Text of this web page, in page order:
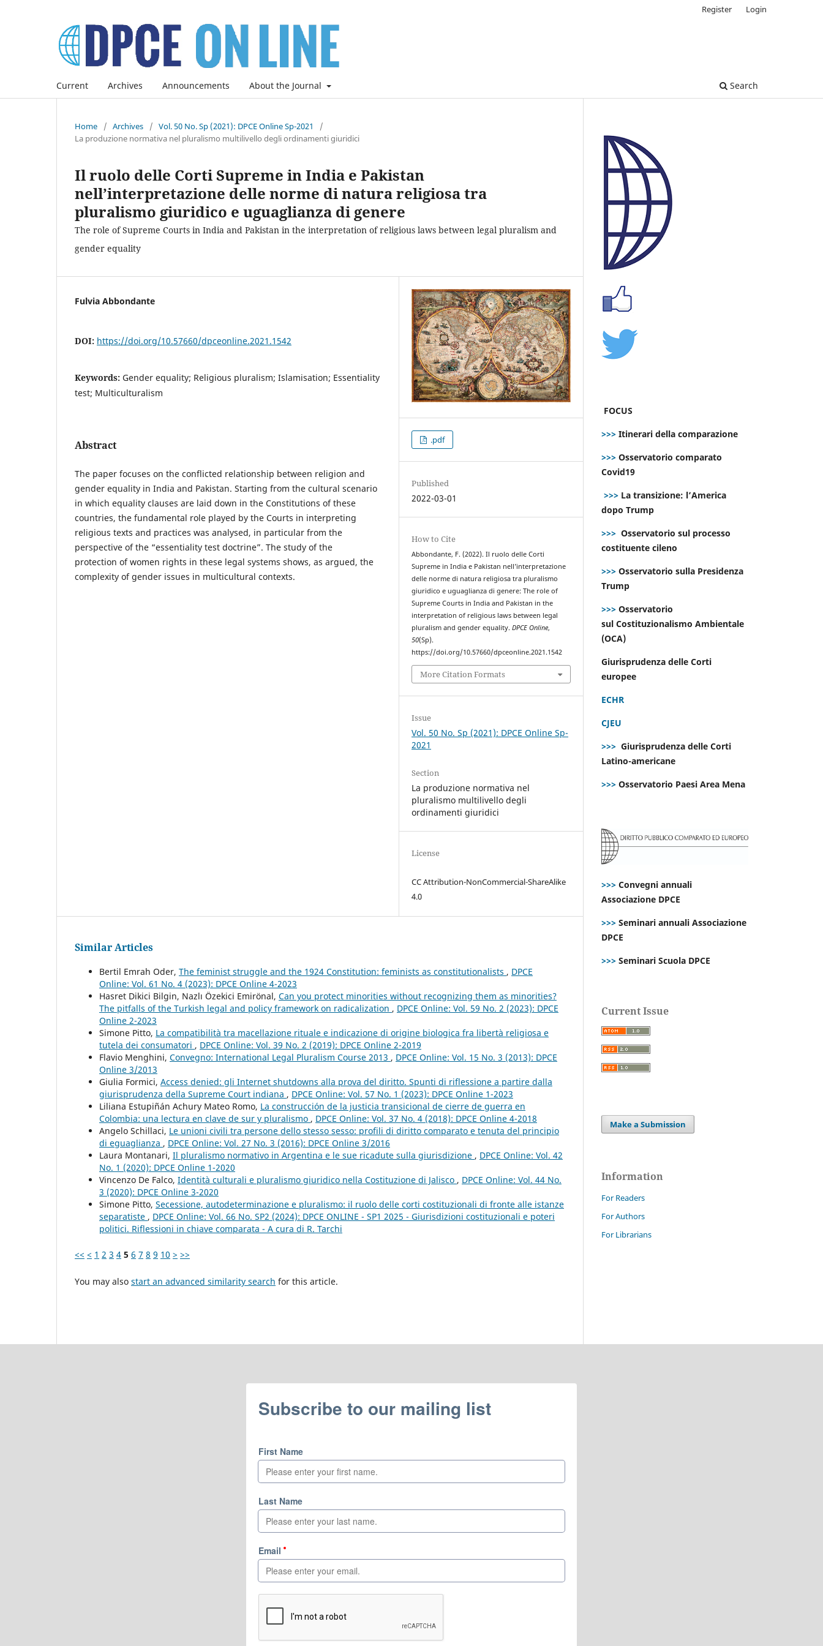
Current Archives Announcements About the Journal Search
Register Login
Home / Archives / Vol. 50 No. Sp (2021): DPCE Online Sp-2021
/
La produzione normativa nel pluralismo multilivello degli ordinamenti giuridici
Il ruolo delle Corti Supreme in India e Pakistan
nell’interpretazione delle norme di natura religiosa tra
pluralismo giuridico e uguaglianza di genere
The role of Supreme Courts in India and Pakistan in the interpretation of religious laws between legal pluralism and
gender equality
Fulvia Abbondante
DOI: https://doi.org/10.57660/dpceonline.2021.1542
Keywords: Gender equality; Religious pluralism; Islamisation; Essentiality
test; Multiculturalism
Abstract
The paper focuses on the conflicted relationship between religion and
gender equality in India and Pakistan. Starting from the cultural scenario
in which equality clauses are laid down in the Constitutions of these
countries, the fundamental role played by the Courts in interpreting
religious texts and practices was analysed, in particular from the
perspective of the “essentiality test doctrine”. The study of the
protection of women rights in these legal systems shows, as argued, the
complexity of gender issues in multicultural contexts.
.pdf
Published
2022-03-01
How to Cite
Abbondante, F. (2022). Il ruolo delle Corti
Supreme in India e Pakistan nell’interpretazione
delle norme di natura religiosa tra pluralismo
giuridico e uguaglianza di genere: The role of
Supreme Courts in India and Pakistan in the
interpretation of religious laws between legal
pluralism and gender equality.DPCE Online,
50(Sp).
https://doi.org/10.57660/dpceonline.2021.1542
More Citation Formats
Issue
Vol. 50 No. Sp (2021): DPCE Online Sp-
2021
Section
La produzione normativa nel
pluralismo multilivello degli
ordinamenti giuridici
License
CC Attribution-NonCommercial-ShareAlike
4.0
Similar Articles
Bertil Emrah Oder, The feminist struggle and the 1924 Constitution: feminists as constitutionalists , DPCE
Online: Vol. 61 No. 4 (2023): DPCE Online 4-2023
Hasret Dikici Bilgin, Nazlı Özekici Emirönal, Can you protect minorities without recognizing them as minorities?
The pitfalls of the Turkish legal and policy framework on radicalization , DPCE Online: Vol. 59 No. 2 (2023): DPCE
Online 2-2023
Simone Pitto, La compatibilità tra macellazione rituale e indicazione di origine biologica fra libertà religiosa e
tutela dei consumatori , DPCE Online: Vol. 39 No. 2 (2019): DPCE Online 2-2019
Flavio Menghini, Convegno: International Legal Pluralism Course 2013 , DPCE Online: Vol. 15 No. 3 (2013): DPCE
Online 3/2013
Giulia Formici, Access denied: gli Internet shutdowns alla prova del diritto. Spunti di riflessione a partire dalla
giurisprudenza della Supreme Court indiana , DPCE Online: Vol. 57 No. 1 (2023): DPCE Online 1-2023
Liliana Estupiñán Achury Mateo Romo, La construcción de la justicia transicional de cierre de guerra en
Colombia: una lectura en clave de sur y pluralismo , DPCE Online: Vol. 37 No. 4 (2018): DPCE Online 4-2018
Angelo Schillaci, Le unioni civili tra persone dello stesso sesso: profili di diritto comparato e tenuta del principio
di eguaglianza , DPCE Online: Vol. 27 No. 3 (2016): DPCE Online 3/2016
Laura Montanari, Il pluralismo normativo in Argentina e le sue ricadute sulla giurisdizione , DPCE Online: Vol. 42
No. 1 (2020): DPCE Online 1-2020
Vincenzo De Falco, Identità culturali e pluralismo giuridico nella Costituzione di Jalisco , DPCE Online: Vol. 44 No.
3 (2020): DPCE Online 3-2020
Simone Pitto, Secessione, autodeterminazione e pluralismo: il ruolo delle corti costituzionali di fronte alle istanze
separatiste , DPCE Online: Vol. 66 No. SP2 (2024): DPCE ONLINE - SP1 2025 - Giurisdizioni costituzionali e poteri
politici. Riflessioni in chiave comparata - A cura di R. Tarchi
<< < 1 2 3 4 5 6 7 8 9 10 > >>
You may also start an advanced similarity search for this article.
FOCUS
>>> Itinerari della comparazione
>>> Osservatorio comparato
Covid19
>>> La transizione: l’America
dopo Trump
>>> Osservatorio sul processo
costituente cileno
>>> Osservatorio sulla Presidenza
Trump
>>> Osservatorio
sul Costituzionalismo Ambientale
(OCA)
Giurisprudenza delle Corti
europee
ECHR
CJEU
>>> Giurisprudenza delle Corti
Latino-americane
>>> Osservatorio Paesi Area Mena
>>> Convegni annuali
Associazione DPCE
>>> Seminari annuali Associazione
DPCE
>>> Seminari Scuola DPCE
Current Issue
Make a Submission
Information
For Readers
For Authors
For Librarians